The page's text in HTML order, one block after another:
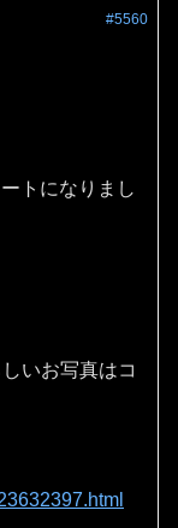
#5560
トになりまし
いお写真はコ